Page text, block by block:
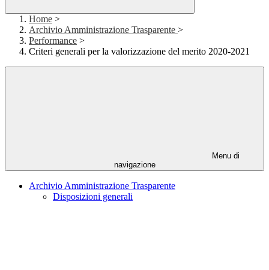
Home >
Archivio Amministrazione Trasparente >
Performance >
Criteri generali per la valorizzazione del merito 2020-2021
Menu di
navigazione
Archivio Amministrazione Trasparente
Disposizioni generali